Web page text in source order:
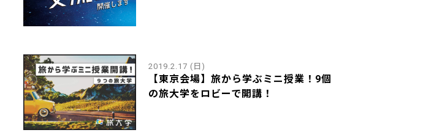
2019.2.17 (日)
【東京会場】旅から学ぶミニ授業！9個
の旅大学をロビーで開講！